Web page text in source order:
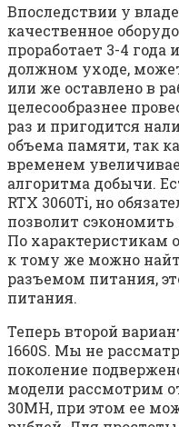
Впоследствии у
качественное
проработает 3-4 года
должном уходе,
или же оставлено в
целесообразнее
раз и пригодится
объема памяти, так
временем
алгоритма добычи.
RTX 3060Ti, но
позволит
По характеристикам
к тому же можно
разъемом питания,
питания.
Теперь второй
1660S. Мы не
поколение
модели рассмотрим
30MH, при этом ее